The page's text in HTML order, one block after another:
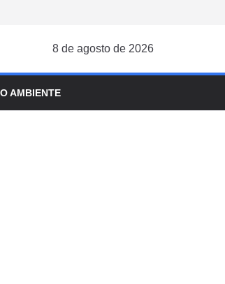
8 de agosto de 2026
AMBIENTE